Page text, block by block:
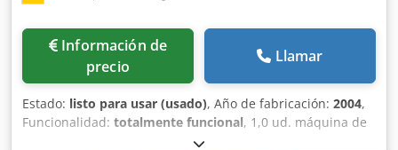
Información de
precio
Llamar
Estado: listo para usar (usado), Año de fabricación: 2004,
Funcionalidad: totalmente funcional, 1,0 ud. máquina de
moldeo por inyección bicomponente usada con robot